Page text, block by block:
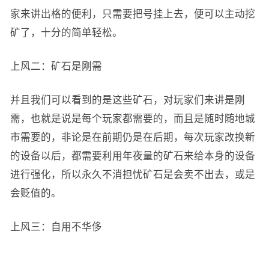
家来讲出格的便利，只需要把号挂上去，便可以主动挖
矿了，十分的简单轻松。
上风二：矿石是刚需
并且我们可以看到的是这些矿石，对玩家们来讲是刚
需，也就是说是每个玩家都需要的，而且是随时随地城
市需要的，非论是在前期仍是在后期，每次玩家改换新
的设备以后，都需要利用年夜量的矿石来给本身的设备
进行强化，所以永久不消担忧矿石是会卖不出去，或是
会贬值的。
上风三：自用不华侈